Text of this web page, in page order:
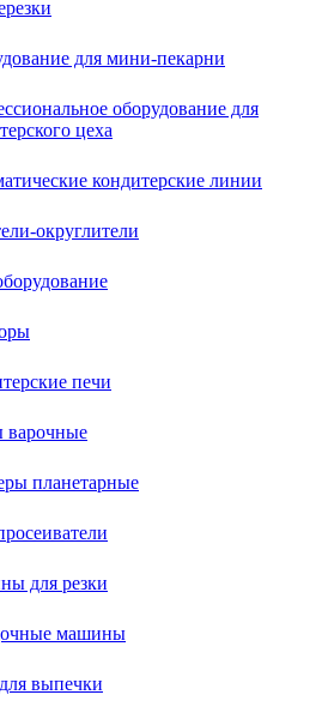
для мини-пекарни
оборудование для
цеха
кондитерские линии
округлители
печи
варочные
планетарные
для резки
машины
выпечки